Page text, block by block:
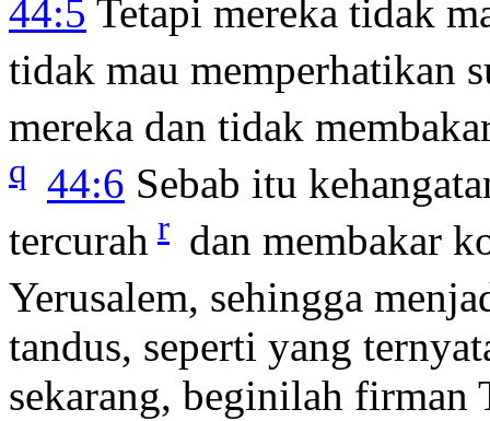
44:5 Tetapi mereka tidak
tidak mau memperhatikan
mereka dan tidak
q 44:6 Sebab itu
tercurah r dan membakar
Yerusalem, sehingga
tandus, seperti yang
sekarang, beginilah firman